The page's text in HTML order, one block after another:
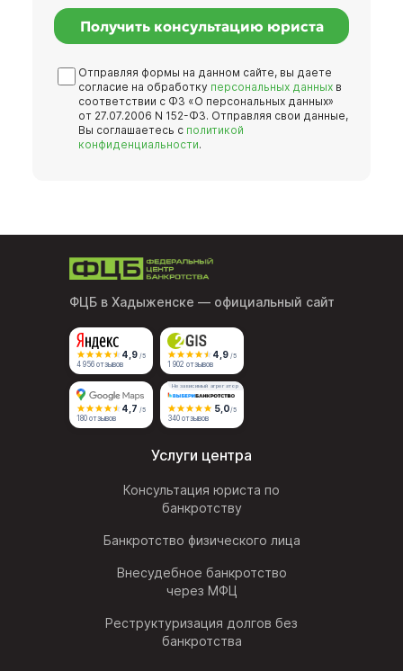
Получить консультацию юриста
Отправляя формы на данном сайте, вы даете
согласие на обработку персональных данных в
соответствии с ФЗ «О персональных данных»
от 27.07.2006 N 152-ФЗ. Отправляя свои данные,
Вы соглашаетесь с политикой
конфиденциальности.
ФЦБ в Хадыженске — официальный сайт
4,9 /5
4 956 отзывов
4,9 /5
1 902 отзывов
4,7 /5
180 отзывов
Независимый агрегатор
5,0/5
340 отзывов
Услуги центра
Консультация юриста по
банкротству
Банкротство физического лица
Внесудебное банкротство
через МФЦ
Реструктуризация долгов без
банкротства